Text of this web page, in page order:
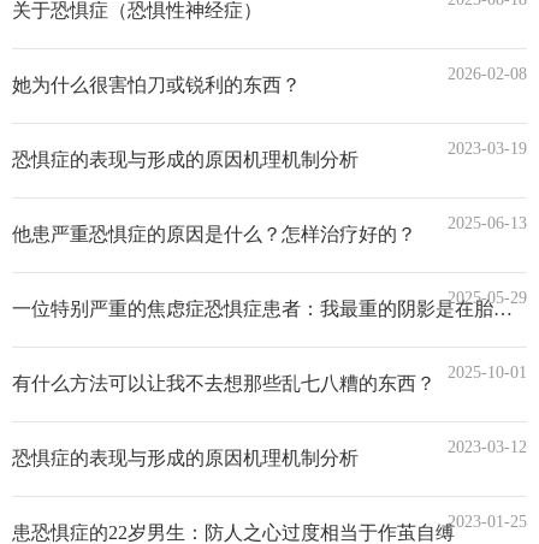
同性恋 性变态
恋物癖 早泄阳痿
人格障碍 偏执型人格
恋母症 儿童问题
青少年问题 学习障碍
考试焦虑 早恋
关于恐惧症（恐惧性神经症）
她为什么很害怕刀或锐利的东西？
2026-02-08
恐惧症的表现与形成的原因机理机制分析
2023-03-19
他患严重恐惧症的原因是什么？怎样治疗好的？
2025-06-13
一位特别严重的焦虑症恐惧症患者：我最重的阴影是在胎儿期埋下的（1）
2025-05-29
有什么方法可以让我不去想那些乱七八糟的东西？
2025-10-01
恐惧症的表现与形成的原因机理机制分析
2023-03-12
患恐惧症的22岁男生：防人之心过度相当于作茧自缚
2023-01-25